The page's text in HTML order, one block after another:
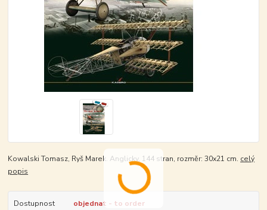
Kowalski Tomasz, Ryš Marek. Anglicky, 144 stran, rozměr: 30x21 cm. celý
popis
Dostupnost objednat - to order